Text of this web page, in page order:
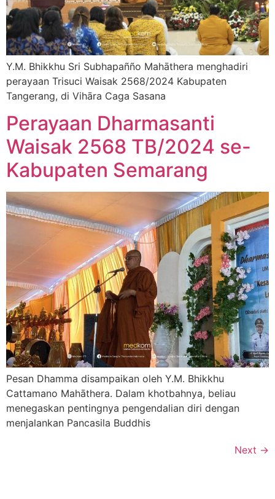
Y.M. Bhikkhu Sri Subhapañño Mahāthera menghadiri
perayaan Trisuci Waisak 2568/2024 Kabupaten
Tangerang, di Vihāra Caga Sasana
Perayaan Dharmasanti
Waisak 2568 TB/2024 se-
Kabupaten Semarang
Pesan Dhamma disampaikan oleh Y.M. Bhikkhu
Cattamano Mahāthera. Dalam khotbahnya, beliau
menegaskan pentingnya pengendalian diri dengan
menjalankan Pancasila Buddhis
Next →